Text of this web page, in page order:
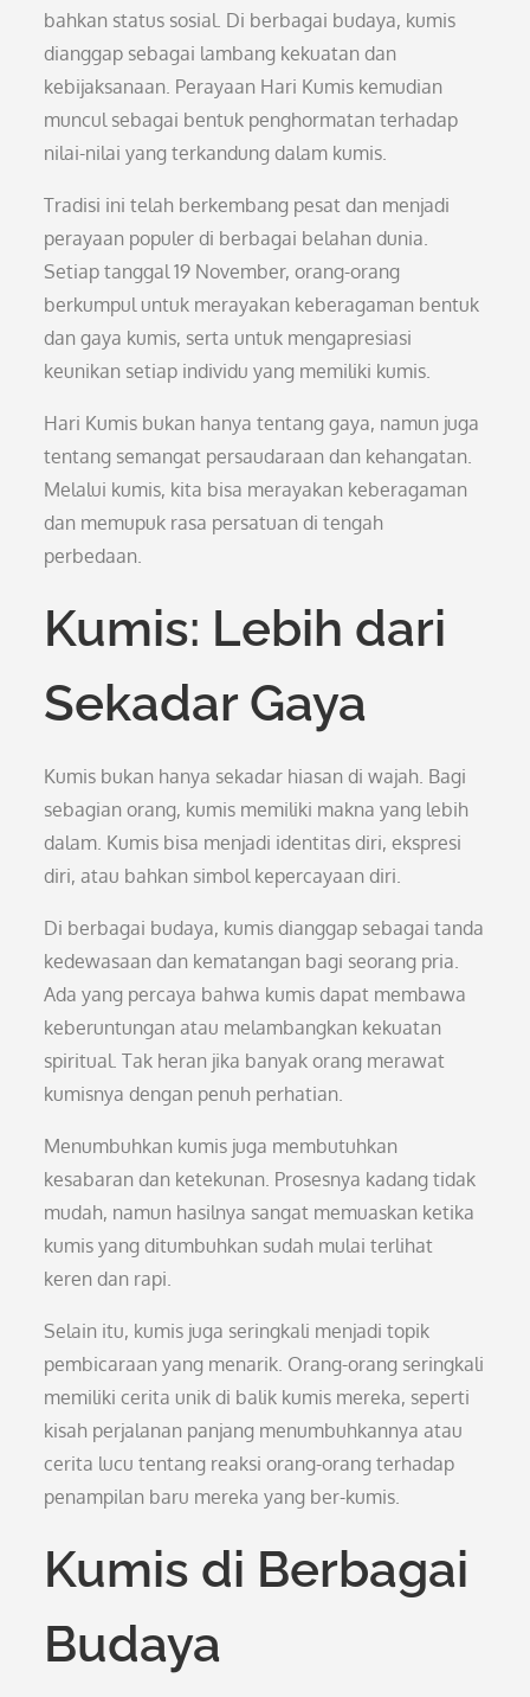
bahkan status sosial. Di berbagai budaya, kumis
dianggap sebagai lambang kekuatan dan
kebijaksanaan. Perayaan Hari Kumis kemudian
muncul sebagai bentuk penghormatan terhadap
nilai-nilai yang terkandung dalam kumis.
Tradisi ini telah berkembang pesat dan menjadi
perayaan populer di berbagai belahan dunia.
Setiap tanggal 19 November, orang-orang
berkumpul untuk merayakan keberagaman bentuk
dan gaya kumis, serta untuk mengapresiasi
keunikan setiap individu yang memiliki kumis.
Hari Kumis bukan hanya tentang gaya, namun juga
tentang semangat persaudaraan dan kehangatan.
Melalui kumis, kita bisa merayakan keberagaman
dan memupuk rasa persatuan di tengah
perbedaan.
Kumis: Lebih dari
Sekadar Gaya
Kumis bukan hanya sekadar hiasan di wajah. Bagi
sebagian orang, kumis memiliki makna yang lebih
dalam. Kumis bisa menjadi identitas diri, ekspresi
diri, atau bahkan simbol kepercayaan diri.
Di berbagai budaya, kumis dianggap sebagai tanda
kedewasaan dan kematangan bagi seorang pria.
Ada yang percaya bahwa kumis dapat membawa
keberuntungan atau melambangkan kekuatan
spiritual. Tak heran jika banyak orang merawat
kumisnya dengan penuh perhatian.
Menumbuhkan kumis juga membutuhkan
kesabaran dan ketekunan. Prosesnya kadang tidak
mudah, namun hasilnya sangat memuaskan ketika
kumis yang ditumbuhkan sudah mulai terlihat
keren dan rapi.
Selain itu, kumis juga seringkali menjadi topik
pembicaraan yang menarik. Orang-orang seringkali
memiliki cerita unik di balik kumis mereka, seperti
kisah perjalanan panjang menumbuhkannya atau
cerita lucu tentang reaksi orang-orang terhadap
penampilan baru mereka yang ber-kumis.
Kumis di Berbagai
Budaya